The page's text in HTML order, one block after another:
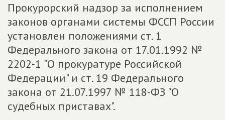
Прокурорский надзор за исполнением
законов органами системы ФССП России
установлен положениями ст. 1
Федерального закона от 17.01.1992 №
2202-1 "О прокуратуре Российской
Федерации" и ст. 19 Федерального
закона от 21.07.1997 № 118-ФЗ "О
судебных приставах".